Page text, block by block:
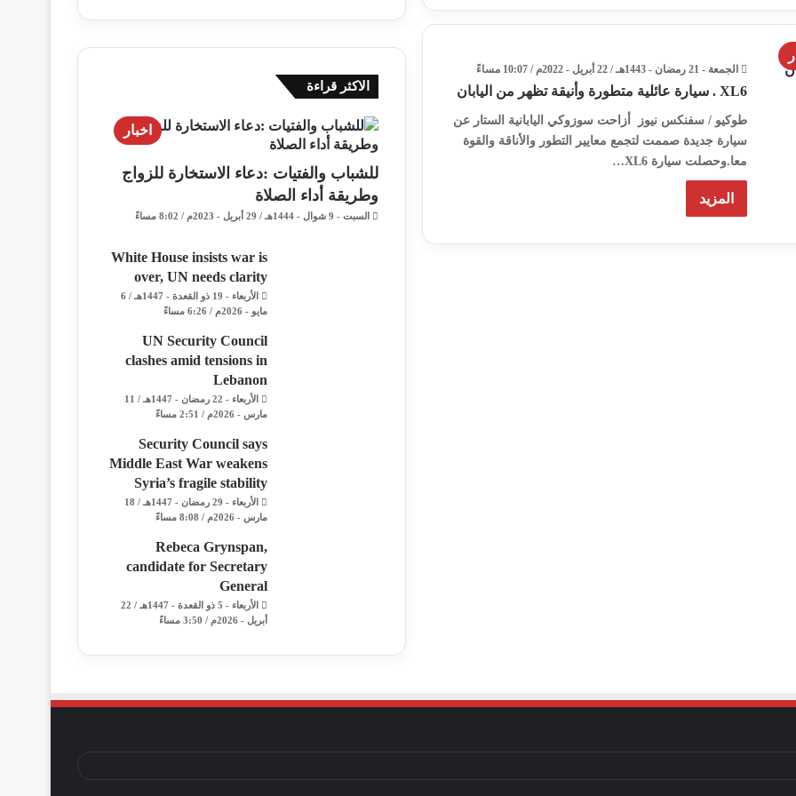
الجمعة - 21 رمضان - 1443هـ / 22 أبريل - 2022م / 10:07 مساءً
XL6 . سيارة عائلية متطورة وأنيقة تظهر من اليابان
طوكيو / سفنكس نيوز أزاحت سوزوكي اليابانية الستار عن
سيارة جديدة صممت لتجمع معايير التطور والأناقة والقوة
معا.وحصلت سيارة XL6…
المزيد
الاكثر قراءة
اخبار
للشباب والفتيات :دعاء الاستخارة للزواج
وطريقة أداء الصلاة
السبت - 9 شوال - 1444هـ / 29 أبريل - 2023م / 8:02 مساءً
White House insists war is
over, UN needs clarity
الأربعاء - 19 ذو القعدة - 1447هـ / 6
مايو - 2026م / 6:26 مساءً
UN Security Council
clashes amid tensions in
Lebanon
الأربعاء - 22 رمضان - 1447هـ / 11
مارس - 2026م / 2:51 مساءً
Security Council says
Middle East War weakens
Syria’s fragile stability
الأربعاء - 29 رمضان - 1447هـ / 18
مارس - 2026م / 8:08 مساءً
Rebeca Grynspan,
candidate for Secretary
General
الأربعاء - 5 ذو القعدة - 1447هـ / 22
أبريل - 2026م / 3:50 مساءً